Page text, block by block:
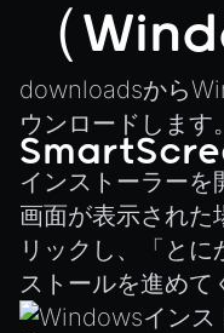
（
downloadsから
ウンロードします。
インストーラーを
画面が表示された
リックし、「と
ストールを進めて
LightComponent
PhysXComponent
TextComponent
ViewComponent
RESOURCES
Animation
Integrate the
Introduction to
Loading GLTF/
Rendering
Spawning Objects
Streaming .bin
Switching Scenes
Writing
Writing